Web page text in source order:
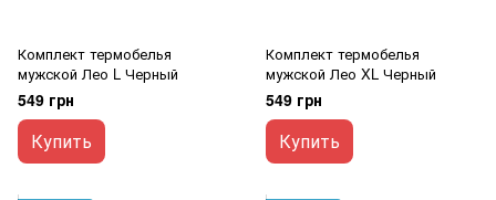
Комплект термобелья
мужской Лео L Черный
549 грн
Купить
Комплект термобелья
мужской Лео XL Черный
549 грн
Купить